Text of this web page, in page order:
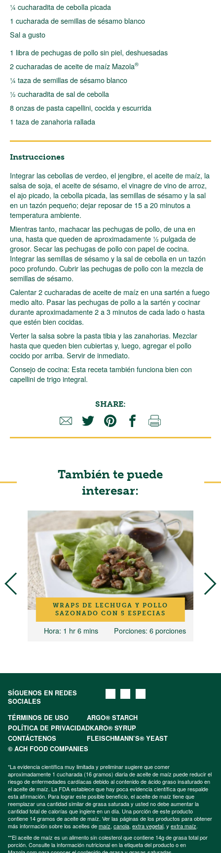
¼ cucharadita de cebolla picada
1 cucharada de semillas de sésamo blanco
Sal a gusto
1 libra de pechugas de pollo sin piel, deshuesadas
2 cucharadas de aceite de maíz Mazola®
¼ taza de semillas de sésamo blanco
½ cucharadita de sal de cebolla
8 onzas de pasta capellini, cocida y escurrida
1 taza de zanahoria rallada
Instrucciones
Integrar las cebollas de verdeo, el jengibre, el aceite de maíz, la
salsa de soja, el aceite de sésamo, el vinagre de vino de arroz,
el ajo picado, la cebolla picada, las semillas de sésamo y la sal
en un tazón pequeño; dejar reposar de 15 a 20 minutos a
temperatura ambiente.
Mientras tanto, machacar las pechugas de pollo, de una en
una, hasta que queden de aproximadamente ½ pulgada de
grosor. Secar las pechugas de pollo con papel de cocina.
Integrar las semillas de sésamo y la sal de cebolla en un tazón
poco profundo. Cubrir las pechugas de pollo con la mezcla de
semillas de sésamo.
Calentar 2 cucharadas de aceite de maíz en una sartén a fuego
medio alto. Pasar las pechugas de pollo a la sartén y cocinar
durante aproximadamente 2 a 3 minutos de cada lado o hasta
que estén bien cocidas.
Verter la salsa sobre la pasta tibia y las zanahorias. Mezclar
hasta que queden bien cubiertas y, luego, agregar el pollo
cocido por arriba. Servir de inmediato.
Consejo de cocina: Esta receta también funciona bien con
capellini de trigo integral.
SHARE:
También te puede
interesar:
WRAPS DE LECHUGA Y POLLO
SAZONADO CON 5 ESPECIAS
Hora: 1 hr 6 mins Porciones: 6 porciones
SÍGUENOS EN REDES
SOCIALES
TÉRMINOS DE USO
ARGO® STARCH
POLÍTICA DE PRIVACIDADKARO® SYRUP
CONTÁCTENOS
FLEISCHMANN’S® YEAST
© ACH FOOD COMPANIES
*La evidencia científica muy limitada y preliminar sugiere que comer
aproximadamente 1 cucharada (16 gramos) diaria de aceite de maíz puede reducir el
riesgo de enfermedades cardíacas debido al contenido de ácido graso insaturado en
el aceite de maíz. La FDA establece que hay poca evidencia científica que respalde
esta afirmación. Para lograr este posible beneficio, el aceite de maíz tiene que
reemplazar una cantidad similar de grasa saturada y usted no debe aumentar la
cantidad total de calorías que ingiere en un día. Una porción de este producto
contiene 14 gramos de aceite de maíz. Ver las páginas de los productos para obtener
más información sobre los aceites demaíz, canola, extra vegetal, y extra maíz.
**El aceite de maíz es un alimento sin colesterol que contiene 14g de grasa total por
porción. Consulte la información nutricional en la etiqueta del producto o en